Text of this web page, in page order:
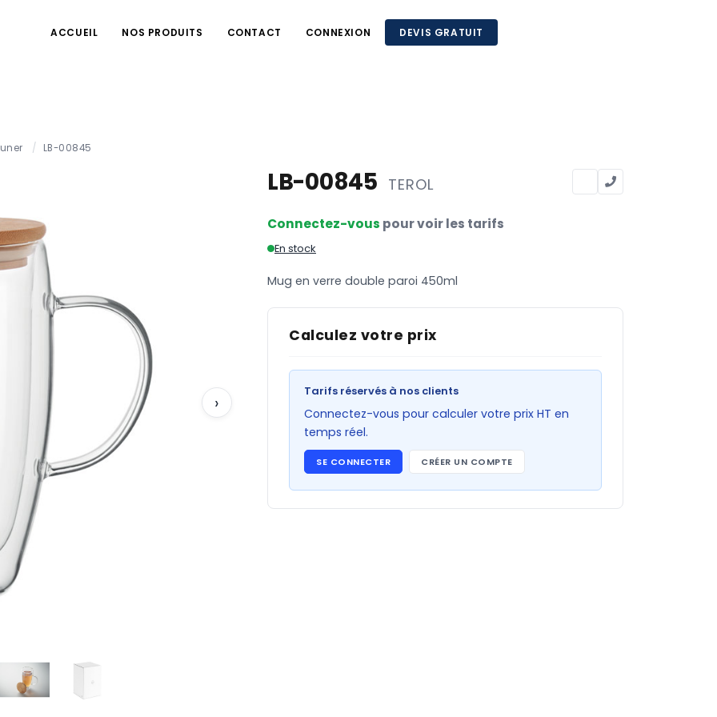
ACCUEIL NOS PRODUITS CONTACT CONNEXION DEVIS GRATUIT
/ LB-00845
›
LB-00845 TEROL
Connectez-vous pour voir les tarifs
En stock
Mug en verre double paroi 450ml
Calculez votre prix
Tarifs réservés à nos clients
Connectez-vous pour calculer votre prix HT en
temps réel.
SE CONNECTER CRÉER UN COMPTE